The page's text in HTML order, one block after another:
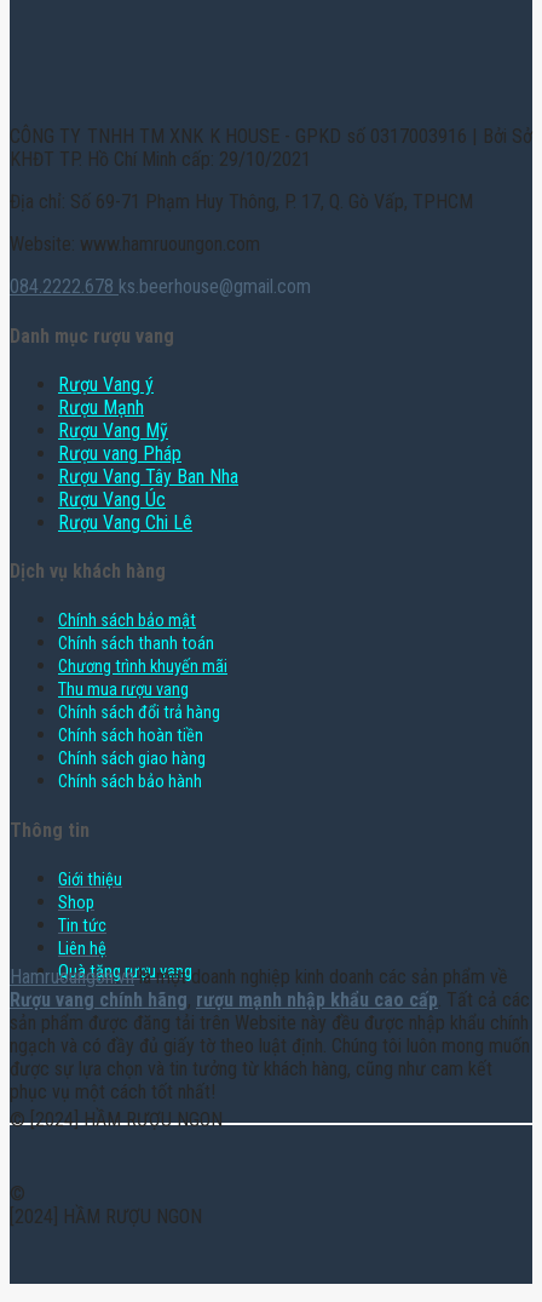
CÔNG TY TNHH TM XNK K HOUSE - GPKD số 0317003916 | Bởi Sở
KHĐT TP. Hồ Chí Minh cấp: 29/10/2021
Địa chỉ: Số 69-71 Phạm Huy Thông, P. 17, Q. Gò Vấp, TPHCM
Website: www.hamruoungon.com
084.2222.678 ks.beerhouse@gmail.com
Danh mục rượu vang
Rượu Vang ý
Rượu Mạnh
Rượu Vang Mỹ
Rượu vang Pháp
Rượu Vang Tây Ban Nha
Rượu Vang Úc
Rượu Vang Chi Lê
Dịch vụ khách hàng
Chính sách bảo mật
Chính sách thanh toán
Chương trình khuyến mãi
Thu mua rượu vang
Chính sách đổi trả hàng
Chính sách hoàn tiền
Chính sách giao hàng
Chính sách bảo hành
Thông tin
Giới thiệu
Shop
Tin tức
Liên hệ
Quà tặng rượu vang
Hamruoungon.vnlà một doanh nghiệp kinh doanh các sản phẩm về
Rượu vang chính hãng, rượu mạnh nhập khẩu cao cấp. Tất cả các
sản phẩm được đăng tải trên Website này đều được nhập khẩu chính
ngạch và có đầy đủ giấy tờ theo luật định. Chúng tôi luôn mong muốn
được sự lựa chọn và tin tưởng từ khách hàng, cũng như cam kết
phục vụ một cách tốt nhất!
© [2024] HẦM RƯỢU NGON
©
[2024] HẦM RƯỢU NGON